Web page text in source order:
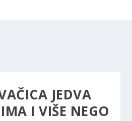
JEDVA
I VIŠE NEGO